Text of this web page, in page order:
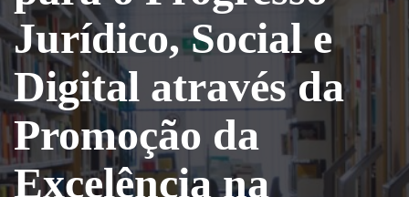
Jurídico, Social e
Digital através da
Promoção da
Excelência na